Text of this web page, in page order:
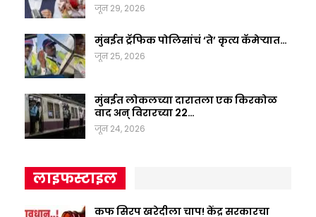
जून 29, 2026
मुंबईत ट्रॅफिक पोलिसांचं ‘ते’ कृत्य कॅमेऱ्यात…
जून 25, 2026
मुंबईत लोकलच्या दारातला एक किरकोळ
वाद अन् विरारच्या 22…
जून 24, 2026
लाइफस्टाइल
कफ सिरप खरेदीला चाप! केंद्र सरकारचा